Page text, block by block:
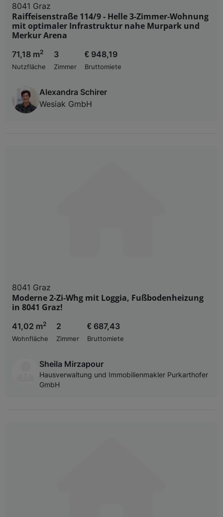
8041 Graz
Raiffeisenstraße 114/9 - Helle 3-Zimmer-Wohnung
mit optimaler Infrastruktur nahe Murpark und
Merkur Arena
71,18 m2
Nutzfläche
3
Zimmer
€ 948,19
Bruttomiete
Alexandra Schirer
Wesiak GmbH
8041 Graz
Moderne 2-Zi-Whg mit Loggia, Fußbodenheizung
in 8041 Graz!
41,02 m2
Wohnfläche
2
Zimmer
€ 687,43
Bruttomiete
Sheila Mirzapour
Hausverwaltung und Immobilienmakler Purkarthofer
GmbH